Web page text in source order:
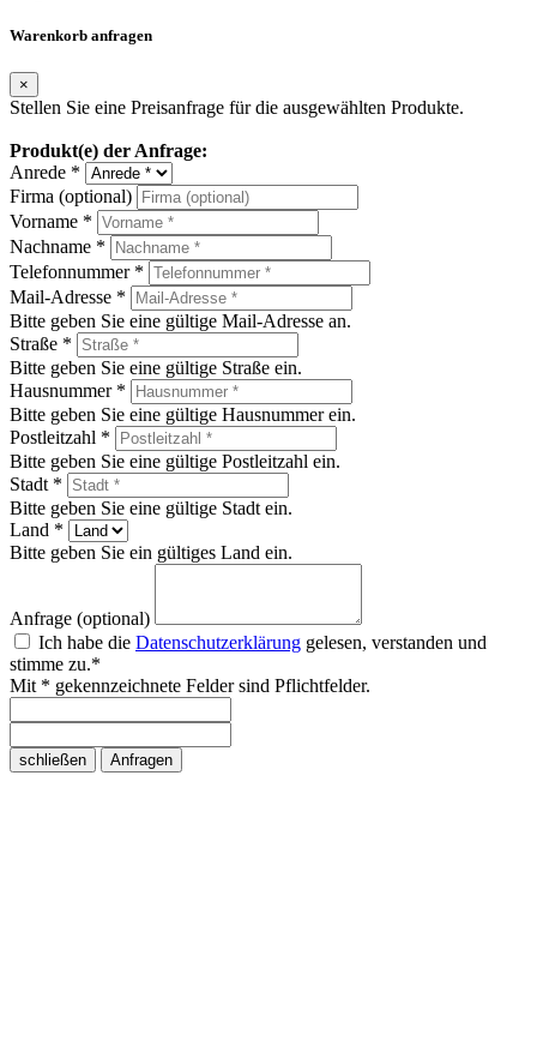
Warenkorb anfragen
×
Stellen Sie eine Preisanfrage für die ausgewählten Produkte.
Produkt(e) der Anfrage:
Anrede *
Firma (optional)
Vorname *
Nachname *
Telefonnummer *
Mail-Adresse *
Bitte geben Sie eine gültige Mail-Adresse an.
Straße *
Bitte geben Sie eine gültige Straße ein.
Hausnummer *
Bitte geben Sie eine gültige Hausnummer ein.
Postleitzahl *
Bitte geben Sie eine gültige Postleitzahl ein.
Stadt *
Bitte geben Sie eine gültige Stadt ein.
Land *
Bitte geben Sie ein gültiges Land ein.
Anfrage (optional)
Ich habe die Datenschutzerklärung gelesen, verstanden und
stimme zu.*
Mit * gekennzeichnete Felder sind Pflichtfelder.
schließen Anfragen